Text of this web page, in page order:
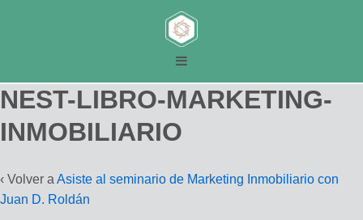
NEST-LIBRO-MARKETING-
INMOBILIARIO
‹ Volver a Asiste al seminario de Marketing Inmobiliario con
Juan D. Roldán